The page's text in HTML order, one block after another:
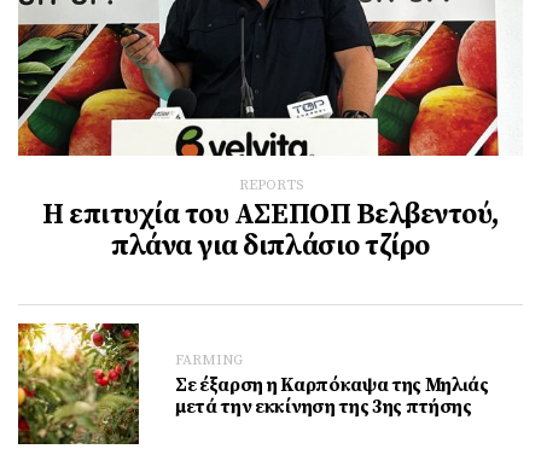
REPORTS
Η επιτυχία του ΑΣΕΠΟΠ Βελβεντού,
πλάνα για διπλάσιο τζίρο
FARMING
Σε έξαρση η Καρπόκαψα της Μηλιάς
μετά την εκκίνηση της 3ης πτήσης